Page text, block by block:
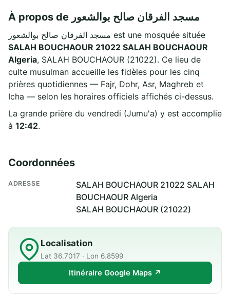
À propos de مسجد الفرقان صالح بوالشعور
مسجد الفرقان صالح بوالشعور est une mosquée située
SALAH BOUCHAOUR 21022 SALAH BOUCHAOUR
Algeria, SALAH BOUCHAOUR (21022). Ce lieu de
culte musulman accueille les fidèles pour les cinq
prières quotidiennes — Fajr, Dohr, Asr, Maghreb et
Icha — selon les horaires officiels affichés ci-dessus.
La grande prière du vendredi (Jumu'a) y est accomplie
à 12:42.
Coordonnées
ADRESSE
SALAH BOUCHAOUR 21022 SALAH
BOUCHAOUR Algeria
SALAH BOUCHAOUR (21022)
Localisation
Lat 36.7017 · Lon 6.8599
Itinéraire Google Maps ↗